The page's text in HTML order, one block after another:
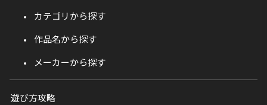
カテゴリから探す
作品名から探す
メーカーから探す
遊び方攻略